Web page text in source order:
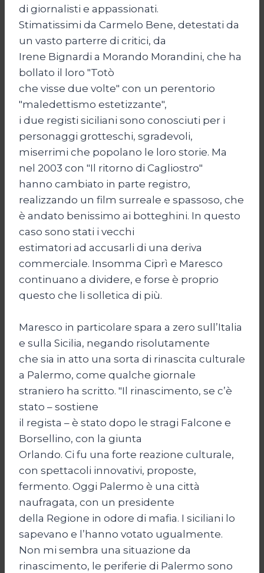
di giornalisti e appassionati.
Stimatissimi da Carmelo Bene, detestati da
un vasto parterre di critici, da
Irene Bignardi a Morando Morandini, che ha
bollato il loro "Totò
che visse due volte" con un perentorio
"maledettismo estetizzante",
i due registi siciliani sono conosciuti per i
personaggi grotteschi, sgradevoli,
miserrimi che popolano le loro storie. Ma
nel 2003 con "Il ritorno di Cagliostro"
hanno cambiato in parte registro,
realizzando un film surreale e spassoso, che
è andato benissimo ai botteghini. In questo
caso sono stati i vecchi
estimatori ad accusarli di una deriva
commerciale. Insomma Ciprì e Maresco
continuano a dividere, e forse è proprio
questo che li solletica di più.
Maresco in particolare spara a zero sull’Italia
e sulla Sicilia, negando risolutamente
che sia in atto una sorta di rinascita culturale
a Palermo, come qualche giornale
straniero ha scritto. "Il rinascimento, se c’è
stato – sostiene
il regista – è stato dopo le stragi Falcone e
Borsellino, con la giunta
Orlando. Ci fu una forte reazione culturale,
con spettacoli innovativi, proposte,
fermento. Oggi Palermo è una città
naufragata, con un presidente
della Regione in odore di mafia. I siciliani lo
sapevano e l’hanno votato ugualmente.
Non mi sembra una situazione da
rinascimento, le periferie di Palermo sono